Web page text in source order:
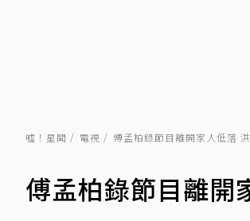
噓！星聞 電視 傅孟柏錄節目離開家人低落
傅孟柏錄節目離開